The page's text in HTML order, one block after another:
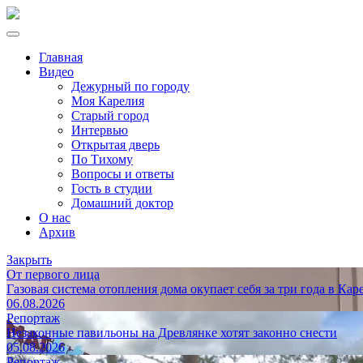
Главная
Видео
Дежурный по городу
Моя Карелия
Старый город
Интервью
Открытая дверь
По Тихому
Вопросы и ответы
Гость в студии
Домашний доктор
О нас
Архив
Закрыть
От первого лица
Газовая система отопления дома окупает себя за три года в
06.08.2026
Репортаж
Незаконные павильоны на Древлянке хотят законно снести
05.08.2026